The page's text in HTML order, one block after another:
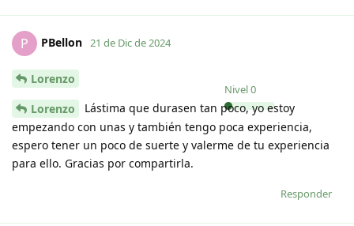
P PBellon
Nivel0
21 de Dic de 2024
Lorenzo
Lorenzo
Lástima que durasen tan poco, yo estoy
empezando con unas y también tengo poca experiencia,
espero tener un poco de suerte y valerme de tu experiencia
para ello. Gracias por compartirla.
Responder